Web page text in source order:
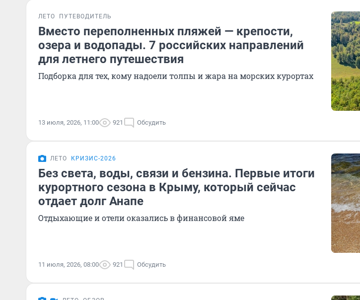
ЛЕТО ПУТЕВОДИТЕЛЬ
Вместо переполненных пляжей — крепости,
озера и водопады. 7 российских направлений
для летнего путешествия
Подборка для тех, кому надоели толпы и жара на морских курортах
13 июля, 2026, 11:00 921 Обсудить
ЛЕТО КРИЗИС-2026
Без света, воды, связи и бензина. Первые итоги
курортного сезона в Крыму, который сейчас
отдает долг Анапе
Отдыхающие и отели оказались в финансовой яме
11 июля, 2026, 08:00 921 Обсудить